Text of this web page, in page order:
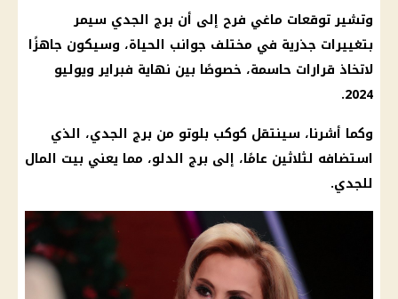
وتشيرتوقعات ماغي فرح إلى أن برج الجدي سيمر
بتغييرات جذرية في مختلف جوانب الحياة، وسيكون جاهزًا
لاتخاذ قرارات حاسمة، خصوصًا بين نهاية فبراير ويوليو
2024.
وكما أشرنا، سينتقل كوكب بلوتو من برج الجدي، الذي
استضافه لثلاثين عامًا، إلى برج الدلو، مما يعني بيت المال
للجدي.